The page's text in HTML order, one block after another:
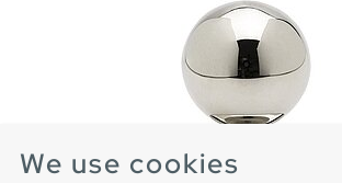
We use cookies